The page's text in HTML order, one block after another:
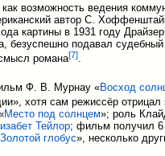
как возможность ведения
автор С.
картины в 1931 году
безуспешно подавал
романа[7].
Ф. В. Мурнау «Восход
хотя сам режиссёр отрицал
Место под солнцем»; роль
Тейлор; фильм получил 6
Золотой глобус», несколько